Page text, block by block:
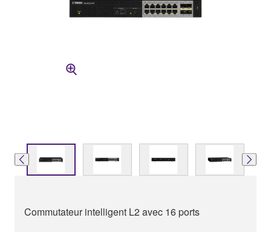
Commutateur intelligent L2 avec 16 ports